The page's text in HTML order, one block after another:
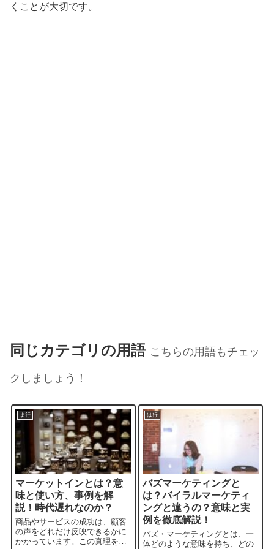
くことが大切です。
同じカテゴリの用語 こちらの用語もチェッ
クしましょう！
ま行
マーケットインとは？意
味と使い方、事例を解
説！時代遅れなのか？
商品やサービスの成功は、顧客
の声をどれだけ反映できるかに
かかっています。この真理を体
は行
バズマーケティングと
は？バイラルマーケティ
ングと違うの？意味と実
例を徹底解説！
バズ・マーケティングとは、一
体どのような意味を持ち、どの